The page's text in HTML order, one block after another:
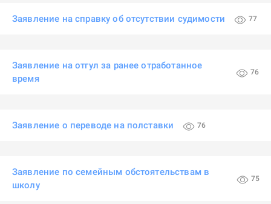
Заявление на справку об отсутствии судимости 77
Заявление на отгул за ранее отработанное
время
76
Заявление о переводе на полставки 76
Заявление по семейным обстоятельствам в
школу
75